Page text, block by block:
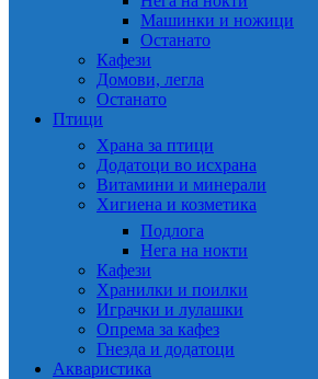
Машинки и ножици
Останато
Кафези
Домови, легла
Останато
Птици
Храна за птици
Додатоци во исхрана
Витамини и минерали
Хигиена и козметика
Подлога
Нега на нокти
Кафези
Хранилки и поилки
Играчки и лулашки
Опрема за кафез
Гнезда и додатоци
Акваристика